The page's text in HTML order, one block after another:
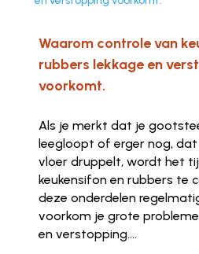
Waarom controle van
rubbers lekkage en
voorkomt.
Als je merkt dat je
leegloopt of erger nog,
vloer druppelt, wordt het
keukensifon en rubbers te
deze onderdelen
voorkom je grote
en verstopping....